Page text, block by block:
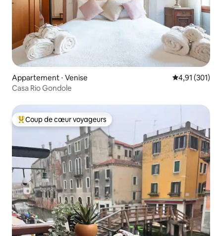
Appartement ⋅ Venise Évaluation
4,91 (301)
Casa Rio Gondole
Coups de cœur voyageurs les plus appréciés
Coup de cœur voyageurs